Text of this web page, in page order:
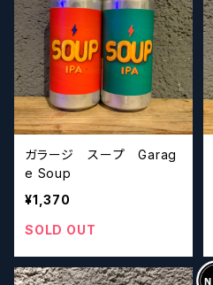
ガラージ スープ Garag
e Soup
¥1,370
SOLD OUT